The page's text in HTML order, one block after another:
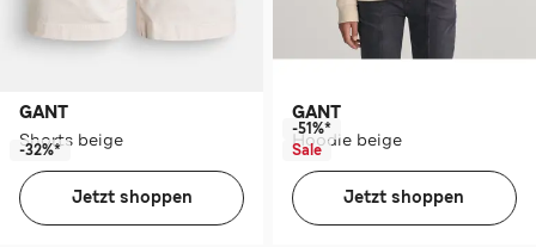
GANT
Shorts beige
-32%*
Jetzt shoppen
GANT
Hoodie beige
-51%*
Sale
Jetzt shoppen